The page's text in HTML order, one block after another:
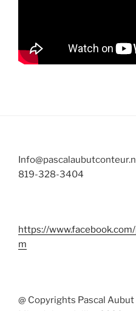
819-328-3404
https://
m
@ Copyrights Pascal Aubut